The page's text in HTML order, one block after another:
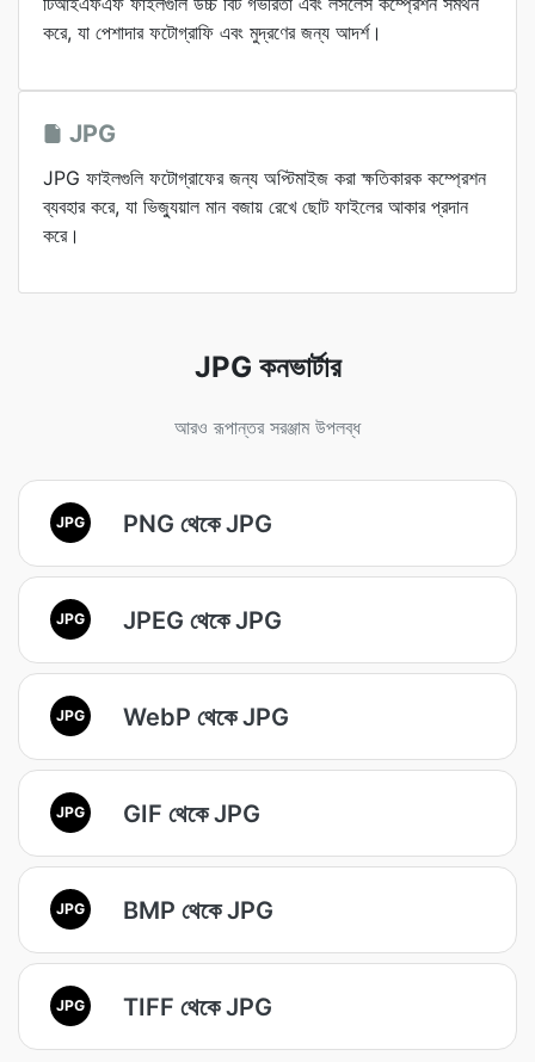
করে, যা পেশাদার ফটোগ্রাফি এবং মুদ্রণের জন্য আদর্শ।
JPG
JPG ফাইলগুলি ফটোগ্রাফের জন্য অপ্টিমাইজ করা ক্ষতিকারক কম্প্রেশন
ব্যবহার করে, যা ভিজ্যুয়াল মান বজায় রেখে ছোট ফাইলের আকার প্রদান
করে।
JPG কনভার্টার
আরও রূপান্তর সরঞ্জাম উপলব্ধ
JPG PNG থেকে JPG
JPG JPEG থেকে JPG
JPG WebP থেকে JPG
JPG GIF থেকে JPG
JPG BMP থেকে JPG
JPG TIFF থেকে JPG